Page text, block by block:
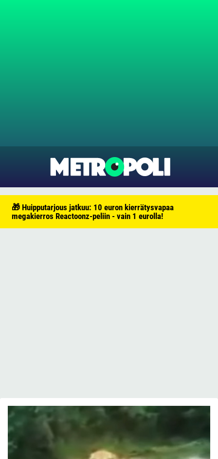
🎁 Huipputarjous jatkuu: 10 euron kierrätysvapaa
megakierros Reactoonz-peliin - vain 1 eurolla!